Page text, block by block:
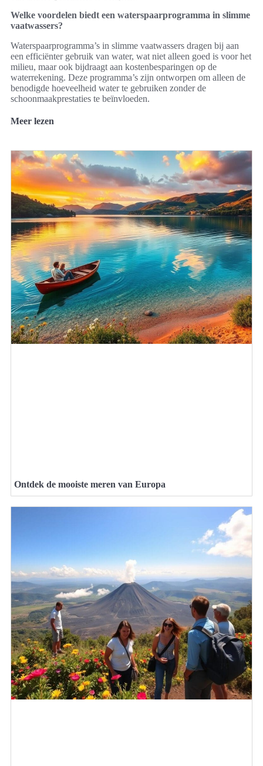
Welke voordelen biedt een waterspaarprogramma in slimme
vaatwassers?
Waterspaarprogramma’s in slimme vaatwassers dragen bij aan
een efficiënter gebruik van water, wat niet alleen goed is voor het
milieu, maar ook bijdraagt aan kostenbesparingen op de
waterrekening. Deze programma’s zijn ontworpen om alleen de
benodigde hoeveelheid water te gebruiken zonder de
schoonmaakprestaties te beïnvloeden.
Meer lezen
Ontdek de mooiste meren van Europa